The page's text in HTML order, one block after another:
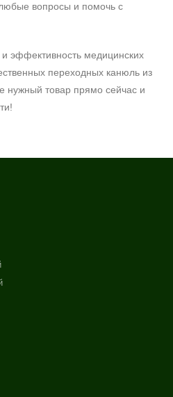
любые вопросы и помочь с
эффективность медицинских
переходных канюль из
нужный товар прямо сейчас и